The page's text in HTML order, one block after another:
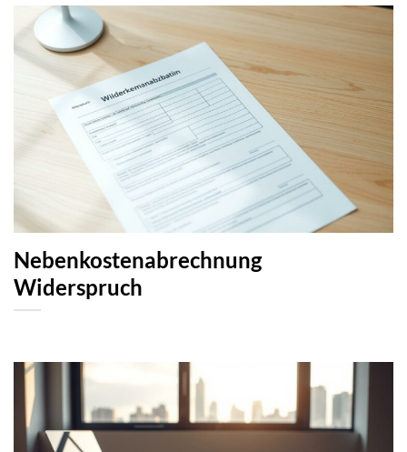
Nebenkostenabrechnung
Widerspruch